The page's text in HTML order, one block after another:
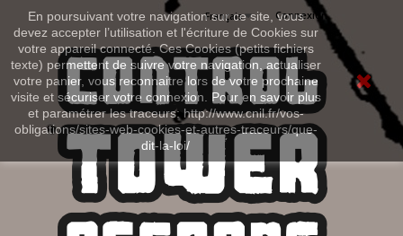
En poursuivant votre navigation sur ce site, vous
devez accepter l’utilisation et l'écriture de Cookies sur
votre appareil connecté. Ces Cookies (petits fichiers
texte) permettent de suivre votre navigation, actualiser
votre panier, vous reconnaitre lors de votre prochaine
visite et sécuriser votre connexion. Pour en savoir plus
et paramétrer les traceurs: http://www.cnil.fr/vos-
obligations/sites-web-cookies-et-autres-traceurs/que-
dit-la-loi/
Connexion
Français